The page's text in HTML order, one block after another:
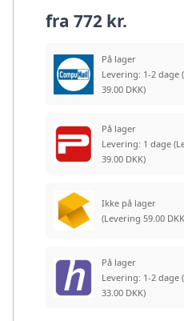
fra 772 kr.
På lager
Levering: 1-2 dage
39.00 DKK)
På lager
Levering: 1 dage
39.00 DKK)
Ikke på lager
(Levering 59.00
På lager
Levering: 1-2 dage
33.00 DKK)